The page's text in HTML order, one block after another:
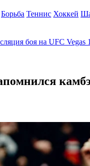
Борьба Теннис Хоккей
боя на UFC Vegas